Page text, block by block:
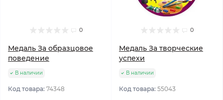
0
Медаль За образцовое
поведение
В наличии
Код товара: 74348
0
Медаль За творческие
успехи
В наличии
Код товара: 55043